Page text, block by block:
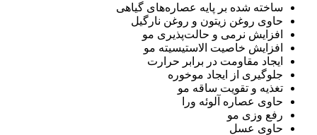
شده بر پایه عصاره‌های گیاهی
روغن زیتون و روغن نارگیل
نرمی و حالت‌پذیری مو
خاصیت الاستیسیته مو
مقاومت در برابر حرارت
از ایجاد موخوره
و تقویت ساقه مو
عصاره آلوئه ورا
وزی مو
عسل